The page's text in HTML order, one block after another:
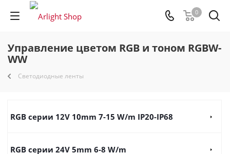
0
Управление цветом RGB и тоном RGBW-
WW
Светодиодные ленты
RGB серии 12V 10mm 7-15 W/m IP20-IP68
RGB серии 24V 5mm 6-8 W/m